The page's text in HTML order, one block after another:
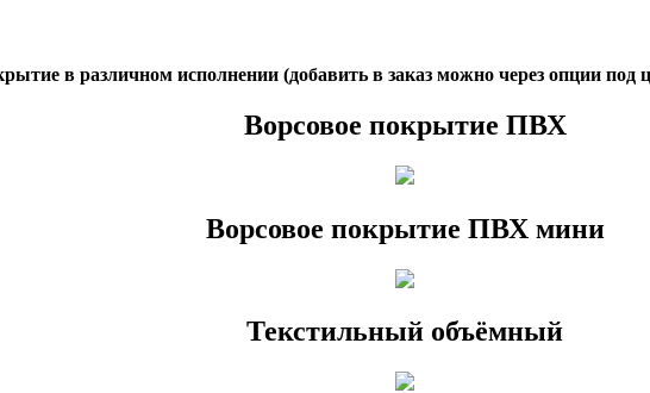
в различном исполнении (добавить в заказ можно через опции под
Ворсовое покрытие ПВХ
Ворсовое покрытие ПВХ мини
Текстильный объёмный